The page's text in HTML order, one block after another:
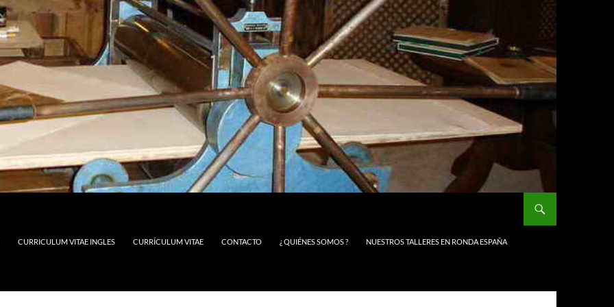
CURRICULUM VITAE INGLES CURRÍCULUM VITAE CONTACTO ¿ QUIÉNES SOMOS ? NUESTROS TALLERES EN RONDA ESPAÑA